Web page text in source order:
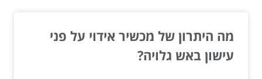
מה היתרון של מכשיר אידוי על פני
עישון באש גלויה?